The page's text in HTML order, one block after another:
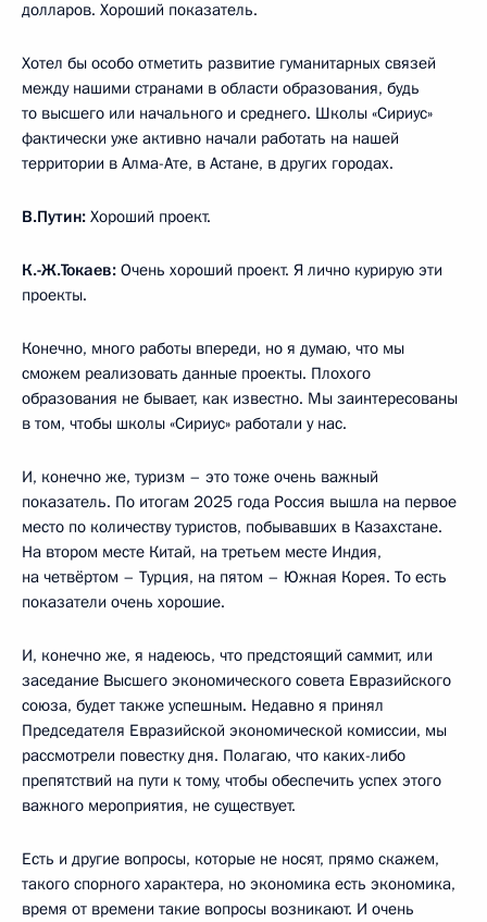
долларов. Хороший показатель.
Хотел бы особо отметить развитие гуманитарных связей
между нашими странами в области образования, будь
то высшего или начального и среднего. Школы «Сириус»
фактически уже активно начали работать на нашей
территории в Алма-Ате, в Астане, в других городах.
В.Путин: Хороший проект.
К.-Ж.Токаев: Очень хороший проект. Я лично курирую эти
проекты.
Конечно, много работы впереди, но я думаю, что мы
сможем реализовать данные проекты. Плохого
образования не бывает, как известно. Мы заинтересованы
в том, чтобы школы «Сириус» работали у нас.
И, конечно же, туризм – это тоже очень важный
показатель. По итогам 2025 года Россия вышла на первое
место по количеству туристов, побывавших в Казахстане.
На втором месте Китай, на третьем месте Индия,
на четвёртом – Турция, на пятом – Южная Корея. То есть
показатели очень хорошие.
И, конечно же, я надеюсь, что предстоящий саммит, или
заседание Высшего экономического совета Евразийского
союза, будет также успешным. Недавно я принял
Председателя Евразийской экономической комиссии, мы
рассмотрели повестку дня. Полагаю, что каких-либо
препятствий на пути к тому, чтобы обеспечить успех этого
важного мероприятия, не существует.
Есть и другие вопросы, которые не носят, прямо скажем,
такого спорного характера, но экономика есть экономика,
время от времени такие вопросы возникают. И очень